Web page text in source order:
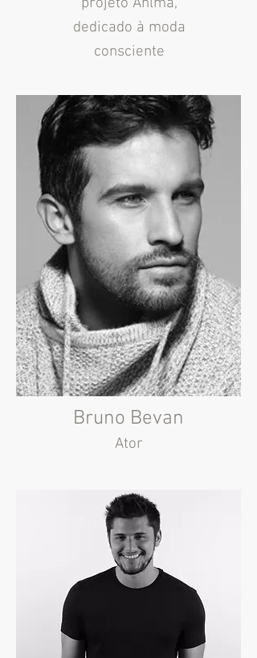
dedicado à moda
consciente
Bruno Bevan
Ator